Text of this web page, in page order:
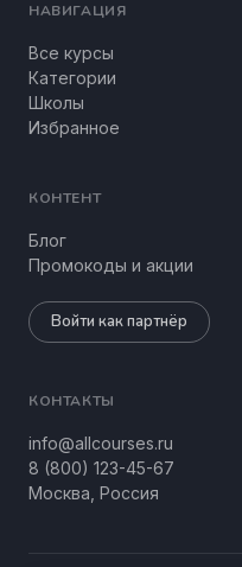
НАВИГАЦИЯ
Все курсы
Категории
Школы
Избранное
КОНТЕНТ
Блог
Промокоды и акции
Войти как партнёр
КОНТАКТЫ
info@allcourses.ru
8 (800) 123-45-67
Москва, Россия